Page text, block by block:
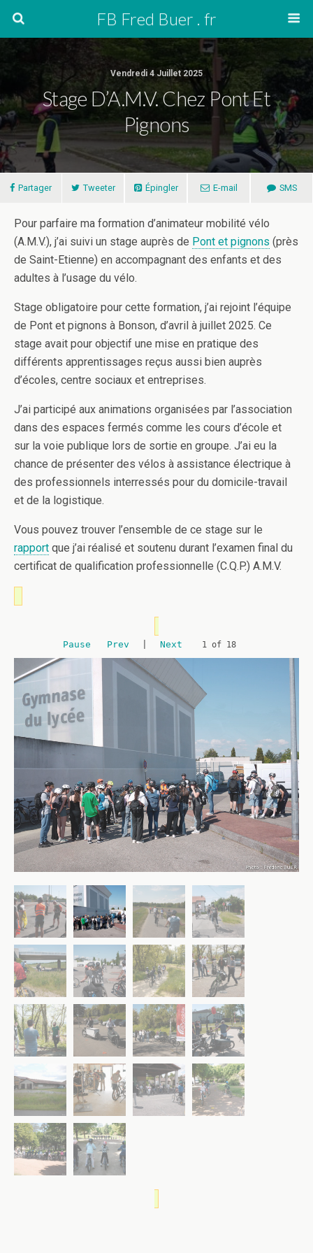
FB Fred Buer . fr
Vendredi 4 Juillet 2025
Stage D’A.M.V. Chez Pont Et
Pignons
Partager Tweeter Épingler E-mail SMS
Pour parfaire ma formation d’animateur mobilité vélo
(A.M.V.), j’ai suivi un stage auprès de Pont et pignons (près
de Saint-Etienne) en accompagnant des enfants et des
adultes à l’usage du vélo.
Stage obligatoire pour cette formation, j’ai rejoint l’équipe
de Pont et pignons à Bonson, d’avril à juillet 2025. Ce
stage avait pour objectif une mise en pratique des
différents apprentissages reçus aussi bien auprès
d’écoles, centre sociaux et entreprises.
J’ai participé aux animations organisées par l’association
dans des espaces fermés comme les cours d’école et
sur la voie publique lors de sortie en groupe. J’ai eu la
chance de présenter des vélos à assistance électrique à
des professionnels interressés pour du domicile-travail
et de la logistique.
Vous pouvez trouver l’ensemble de ce stage sur le
rapport que j’ai réalisé et soutenu durant l’examen final du
certificat de qualification professionnelle (C.Q.P.) A.M.V.
Pause Prev Next 2 of 18